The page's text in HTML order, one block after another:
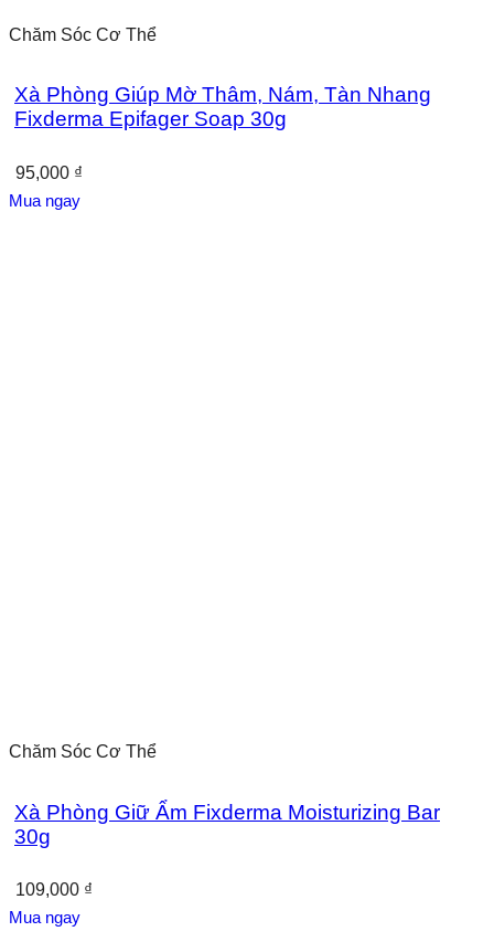
Chăm Sóc Cơ Thể
Xà Phòng Giúp Mờ Thâm, Nám, Tàn Nhang
Fixderma Epifager Soap 30g
95,000 ₫
Chăm Sóc Cơ Thể
Xà Phòng Giữ Ẩm Fixderma Moisturizing Bar
30g
109,000 ₫